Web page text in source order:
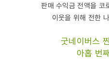
판매 수익금 전액을 코
이웃을 위해 전한
굿네이버스
아홉 번